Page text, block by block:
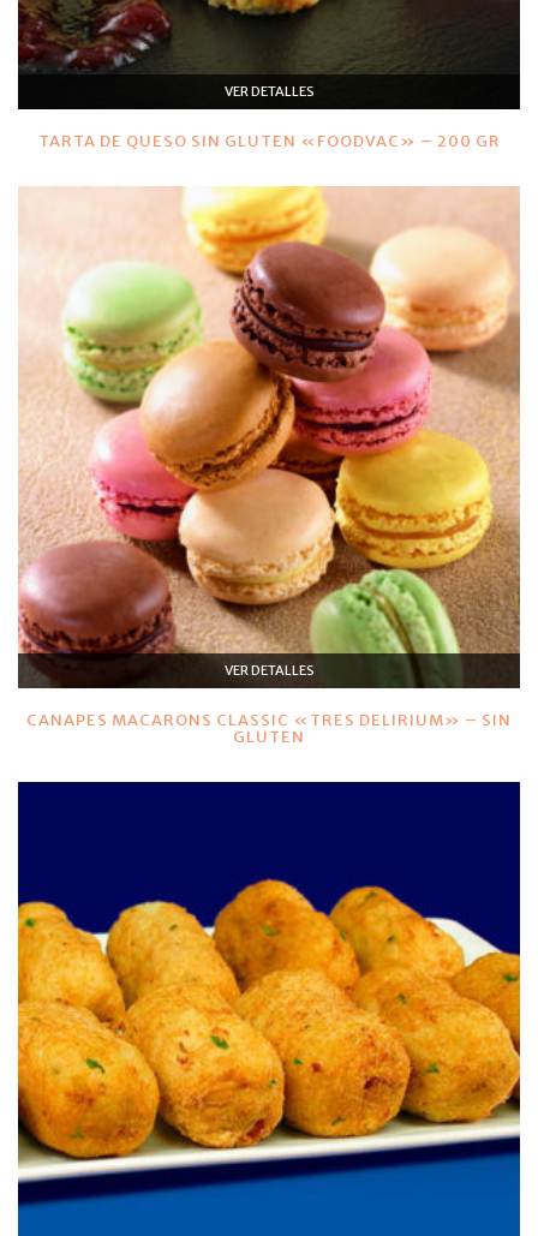
VER DETALLES
TARTA DE QUESO SIN GLUTEN «FOODVAC» – 200 GR
VER DETALLES
CANAPES MACARONS CLASSIC «TRES DELIRIUM» – SIN
GLUTEN